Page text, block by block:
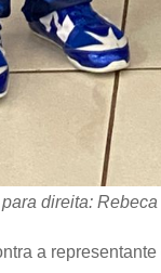
direita:
a